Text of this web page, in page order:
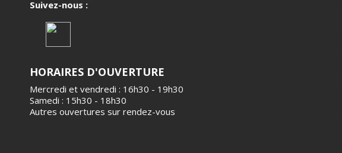
Suivez-nous :
HORAIRES D'OUVERTURE
Mercredi et vendredi : 16h30 - 19h30
Samedi : 15h30 - 18h30
Autres ouvertures sur rendez-vous